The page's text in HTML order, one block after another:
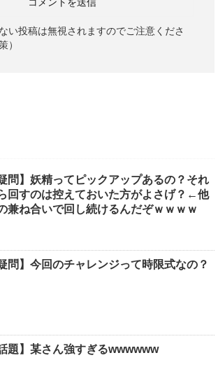
い投稿は無視されますのでご注意くださ
）
疑問】妖精ってピックアップあるの？それ
回すのは控えておいた方がよさげ？←他
兼ね合いで回し続けるんだぞｗｗｗｗ
疑問】今回のチャレンジって時限式なの？
話題】某さん強すぎるwwwwww